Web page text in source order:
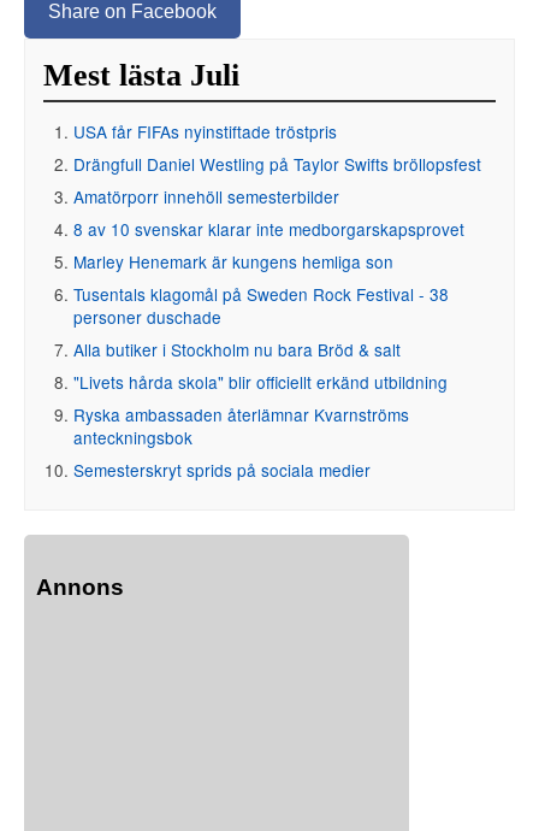
Share on Facebook
Mest lästa Juli
USA får FIFAs nyinstiftade tröstpris
Drängfull Daniel Westling på Taylor Swifts bröllopsfest
Amatörporr innehöll semesterbilder
8 av 10 svenskar klarar inte medborgarskapsprovet
Marley Henemark är kungens hemliga son
Tusentals klagomål på Sweden Rock Festival - 38
personer duschade
Alla butiker i Stockholm nu bara Bröd & salt
"Livets hårda skola" blir officiellt erkänd utbildning
Ryska ambassaden återlämnar Kvarnströms
anteckningsbok
Semesterskryt sprids på sociala medier
Annons